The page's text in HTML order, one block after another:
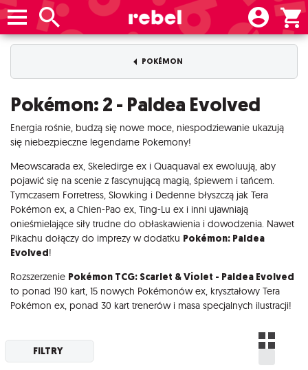
POKÉMON
Pokémon: 2 - Paldea Evolved
Energia rośnie, budzą się nowe moce, niespodziewanie ukazują
się niebezpieczne legendarne Pokemony!
Meowscarada ex, Skeledirge ex i Quaquaval ex ewoluują, aby
pojawić się na scenie z fascynującą magią, śpiewem i tańcem.
Tymczasem Forretress, Slowking i Dedenne błyszczą jak Tera
Pokémon ex, a Chien-Pao ex, Ting-Lu ex i inni ujawniają
onieśmielające siły trudne do obłaskawienia i dowodzenia. Nawet
Pikachu dołączy do imprezy w dodatku Pokémon: Paldea
Evolved!
Rozszerzenie Pokémon TCG: Scarlet & Violet - Paldea Evolved
to ponad 190 kart, 15 nowych Pokémonów ex, kryształowy Tera
Pokémon ex, ponad 30 kart trenerów i masa specjalnych ilustracji!
FILTRY